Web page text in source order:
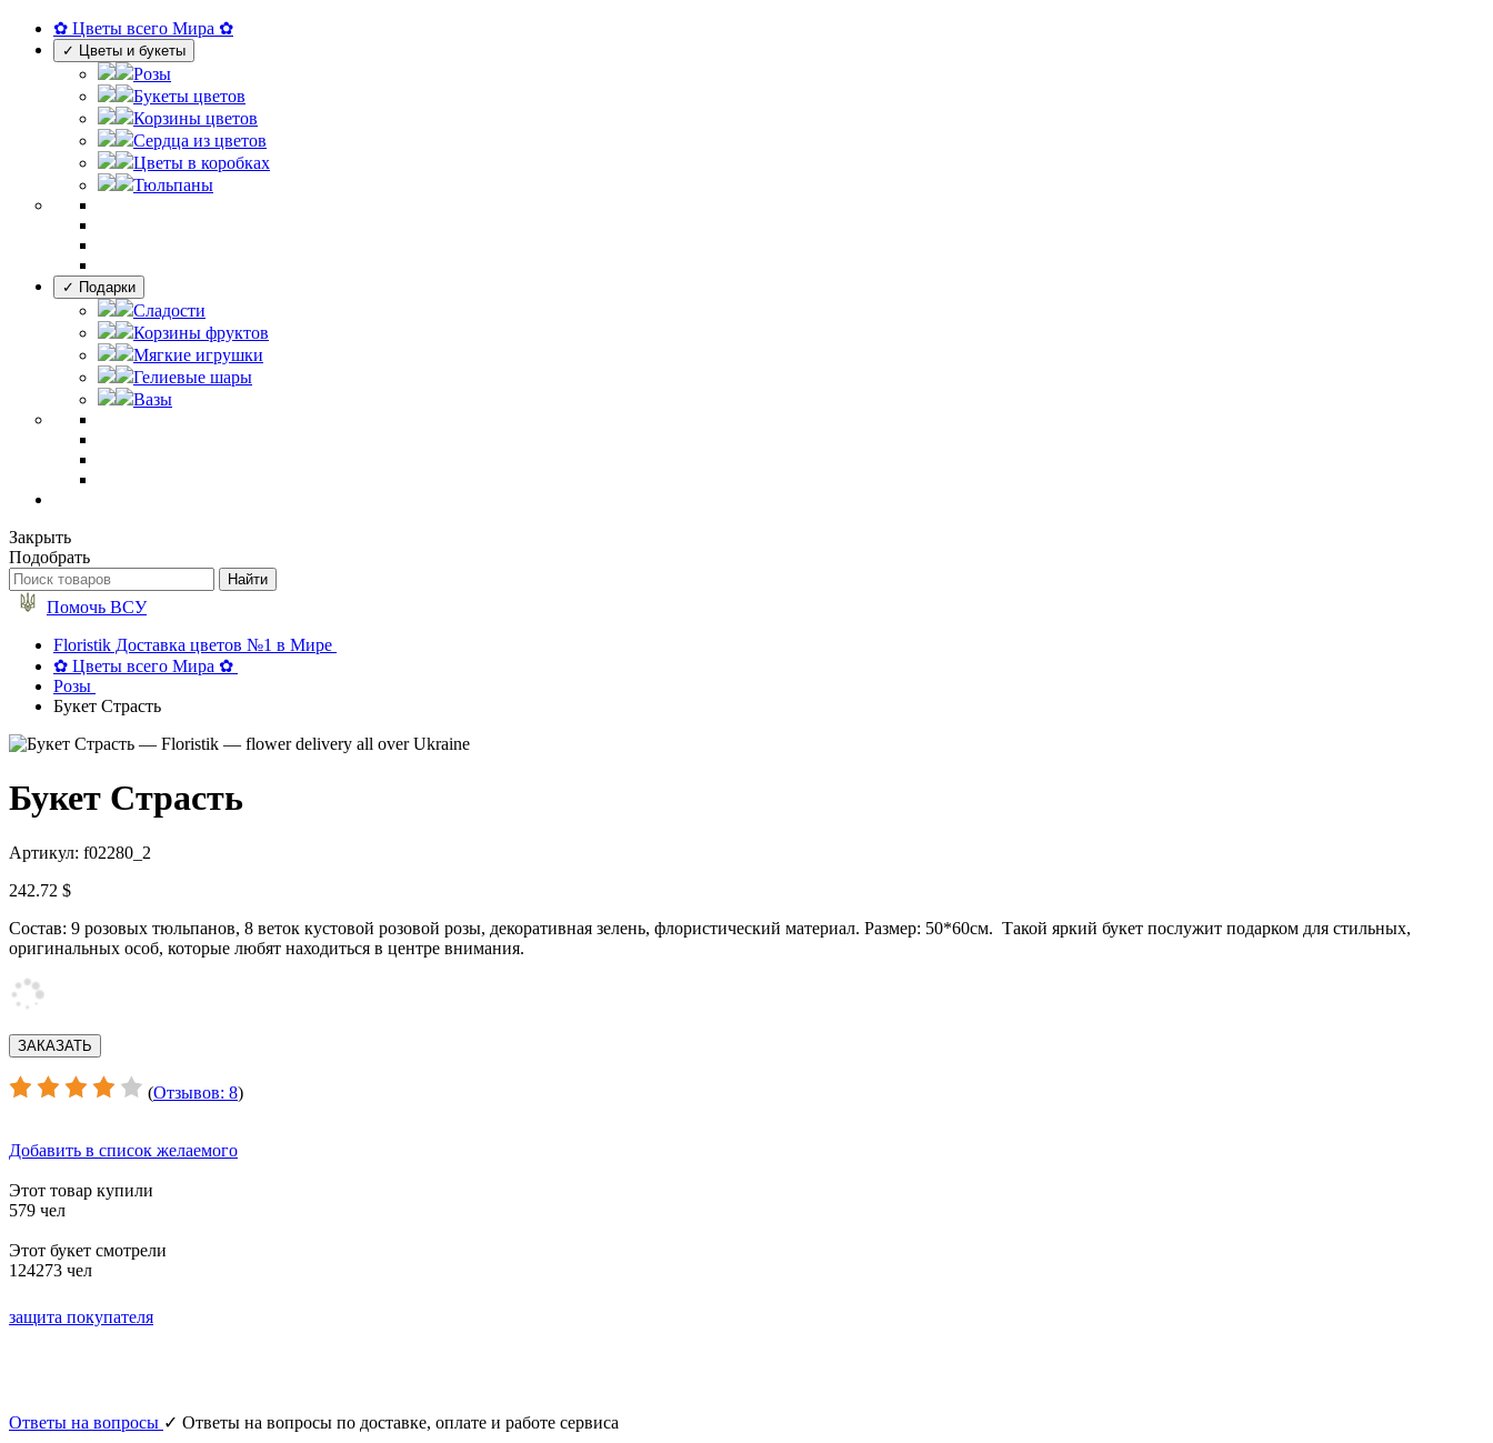
✿ Цветы всего Мира ✿
✓ Цветы и букеты
Розы
Букеты цветов
Корзины цветов
Сердца из цветов
Цветы в коробках
Тюльпаны
✓ Подарки
Сладости
Корзины фруктов
Мягкие игрушки
Гелиевые шары
Вазы
Закрыть
Подобрать
Помочь ВСУ
Floristik Доставка цветов №1 в Мире
✿ Цветы всего Мира ✿
Розы
Букет Страсть
Букет Страсть
Артикул: f02280_2
242.72 $
Состав: 9 розовых тюльпанов, 8 веток кустовой розовой розы, декоративная зелень, флористический материал. Размер: 50*60см. Такой яркий букет послужит подарком для стильных,
оригинальных особ, которые любят находиться в центре внимания.
(Отзывов: 8)
Добавить в список желаемого
Этот товар купили
579 чел
Этот букет смотрели
124273 чел
защита покупателя
Ответы на вопросы ✓ Ответы на вопросы по доставке, оплате и работе сервиса